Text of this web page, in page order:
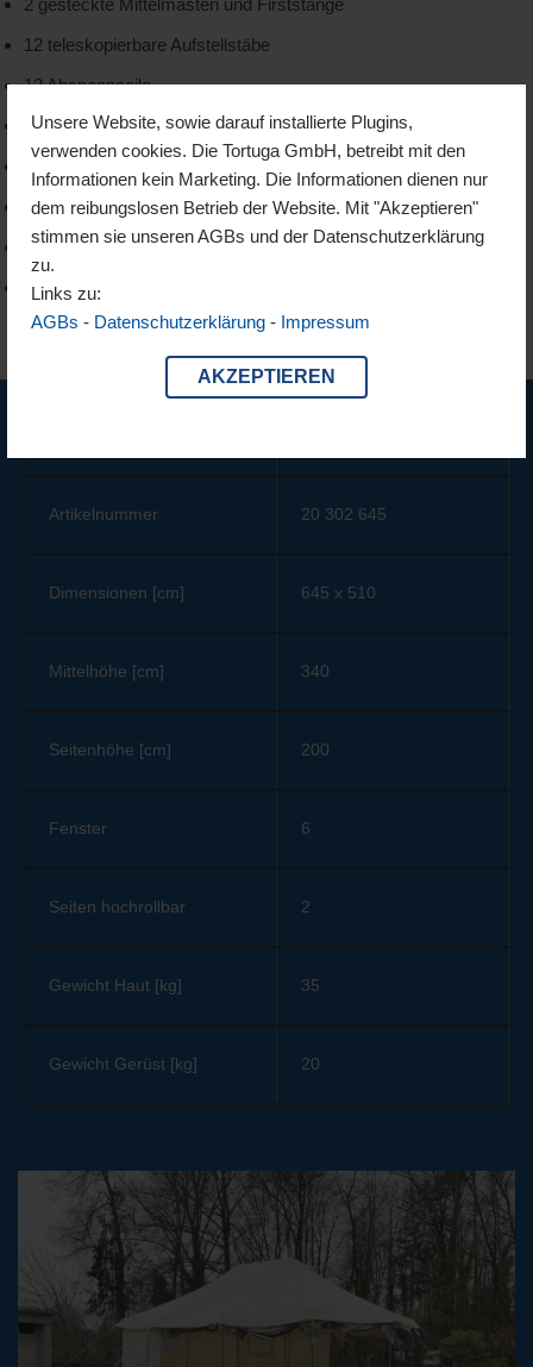
Unsere Website, sowie darauf installierte Plugins,
verwenden cookies. Die Tortuga GmbH, betreibt mit den
Informationen kein Marketing. Die Informationen dienen nur
dem reibungslosen Betrieb der Website. Mit "Akzeptieren"
stimmen sie unseren AGBs und der Datenschutzerklärung
zu.
Links zu:
AGBs - Datenschutzerklärung - Impressum
AKZEPTIEREN
2 gesteckte Mittelmasten und Firststange
12 teleskopierbare Aufstellstäbe
12 Abspannseile
+12 Extra Sturmsicherungs-D-Ringe
leicht zu wechselnde Bodenringe
12 T-Sicherheitsheringe + Zeltnägel
Design passt perfekt zu unseren Schwarzzelten
Artikelnummer 20 302 645
Dimensionen [cm] 645 x 510
Mittelhöhe [cm] 340
Seitenhöhe [cm] 200
Fenster 6
Seiten hochrollbar 2
Gewicht Haut [kg] 35
Gewicht Gerüst [kg] 20